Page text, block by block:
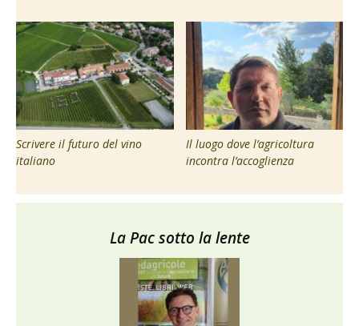
Scrivere il futuro del vino
italiano
Il luogo dove l’agricoltura
incontra l’accoglienza
La Pac sotto la lente